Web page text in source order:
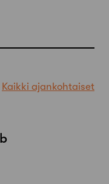
Kaikki ajankohtaiset